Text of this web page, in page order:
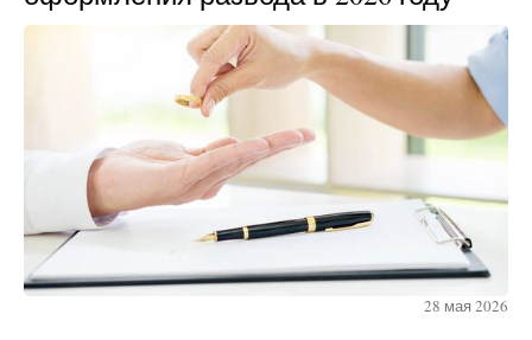
28 мая 2026